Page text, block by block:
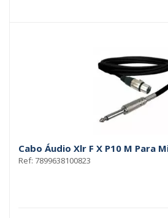
Cabo Áudio Xlr F X P10 M Para
Ref: 7899638100823